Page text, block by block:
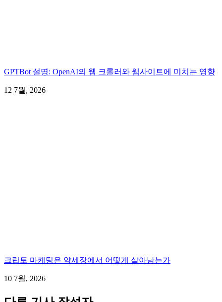
GPTBot 설명: OpenAI의 웹 크롤러와 웹사이트에 미치는 영향
12 7월, 2026
크립토 마케팅은 약세장에서 어떻게 살아남는가
10 7월, 2026